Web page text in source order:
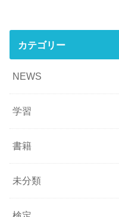
カテゴリー
NEWS
学習
書籍
未分類